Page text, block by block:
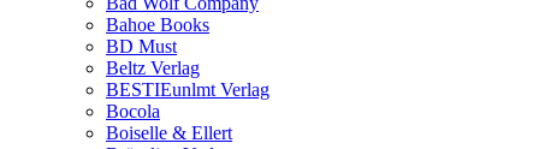
Bahoe Books
BD Must
Beltz Verlag
BESTIEunlmt Verlag
Bocola
Boiselle & Ellert